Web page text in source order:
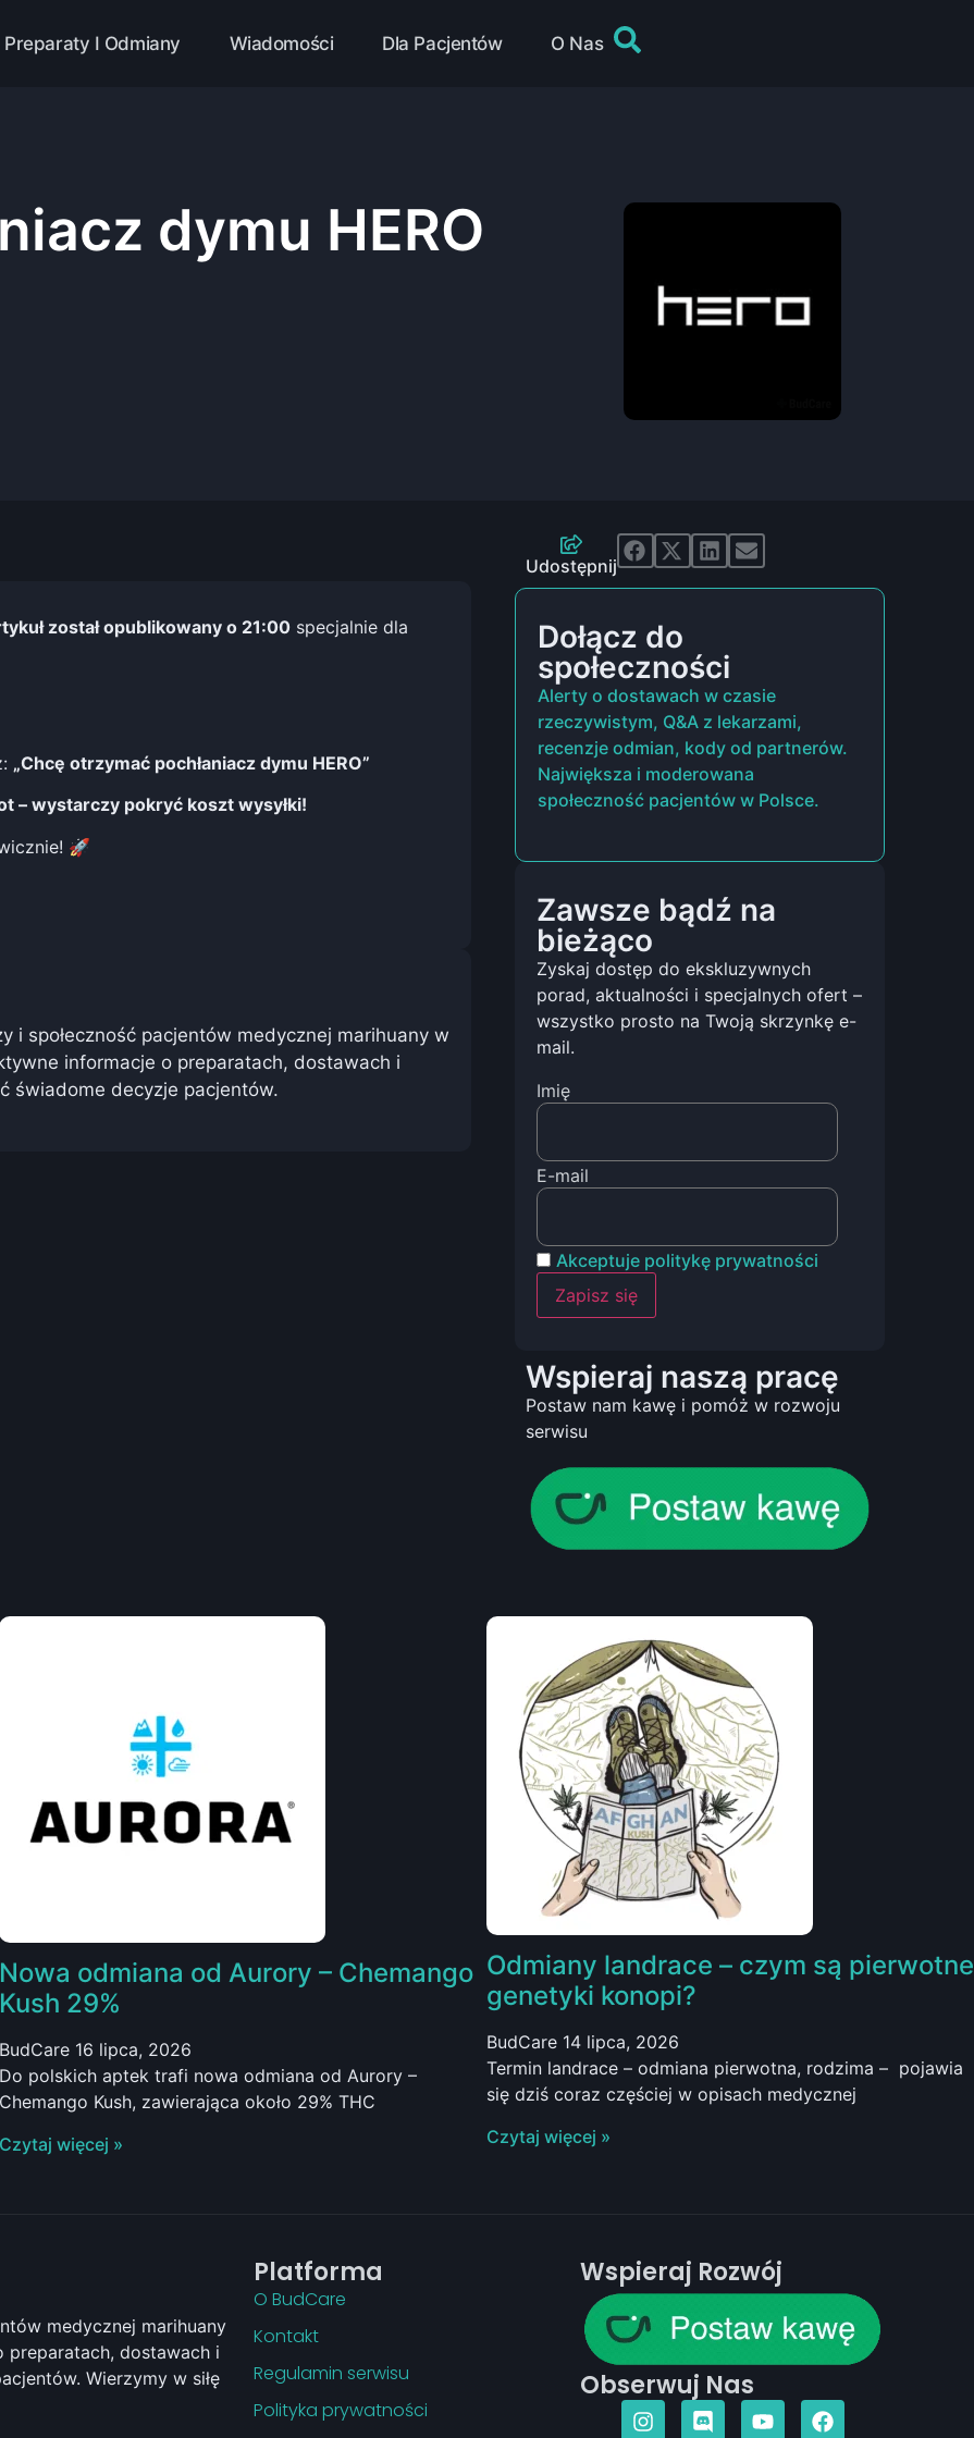
Preparaty I Odmiany Wiadomości Dla Pacjentów O Nas
dymu HERO
został opublikowany o 21:00 specjalnie dla
„Chcę otrzymać pochłaniacz dymu HERO”
– wystarczy pokryć koszt wysyłki!
🚀
i społeczność pacjentów medycznej marihuany w
informacje o preparatach, dostawach i
świadome decyzje pacjentów.
Udostępnij
Dołącz do
społeczności
Alerty o dostawach w czasie
rzeczywistym, Q&A z lekarzami,
recenzje odmian, kody od partnerów.
Największa i moderowana
społeczność pacjentów w Polsce.
Zawsze bądź na
bieżąco
Zyskaj dostęp do ekskluzywnych
porad, aktualności i specjalnych ofert –
wszystko prosto na Twoją skrzynkę e-
mail.
Imię
E-mail
Akceptuje politykę prywatności
Wspieraj naszą pracę
Postaw nam kawę i pomóż w rozwoju
serwisu
Nowa odmiana od Aurory – Chemango
Kush 29%
BudCare 16 lipca, 2026
Do polskich aptek trafi nowa odmiana od Aurory –
Chemango Kush, zawierająca około 29% THC
Czytaj więcej »
Odmiany landrace – czym są pierwotne
genetyki konopi?
BudCare 14 lipca, 2026
Termin landrace – odmiana pierwotna, rodzima – pojawia
się dziś coraz częściej w opisach medycznej
Czytaj więcej »
medycznej marihuany
dostawach i
Wierzymy w siłę
Platforma
O BudCare
Kontakt
Regulamin serwisu
Polityka prywatności
Wspieraj Rozwój
Obserwuj Nas